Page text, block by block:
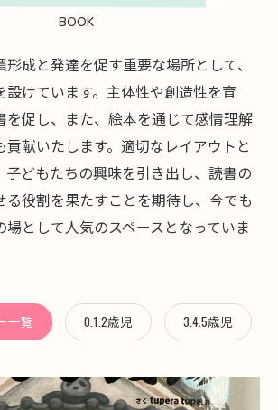
BOOK
成と発達を促す重要な場所として、
設けています。主体性や創造性を育
を促し、また、絵本を通じて感情理解
献いたします。適切なレイアウトと
子どもたちの興味を引き出し、読書の
る役割を果たすことを期待し、今でも
場として人気のスペースとなっていま
一覧 0.1.2歳児 3.4.5歳児